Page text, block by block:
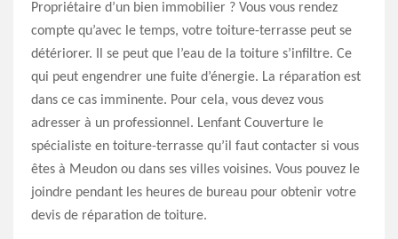
Propriétaire d’un bien immobilier ? Vous vous rendez
compte qu’avec le temps, votre toiture-terrasse peut se
détériorer. Il se peut que l’eau de la toiture s’infiltre. Ce
qui peut engendrer une fuite d’énergie. La réparation est
dans ce cas imminente. Pour cela, vous devez vous
adresser à un professionnel. Lenfant Couverture le
spécialiste en toiture-terrasse qu’il faut contacter si vous
êtes à Meudon ou dans ses villes voisines. Vous pouvez le
joindre pendant les heures de bureau pour obtenir votre
devis de réparation de toiture.